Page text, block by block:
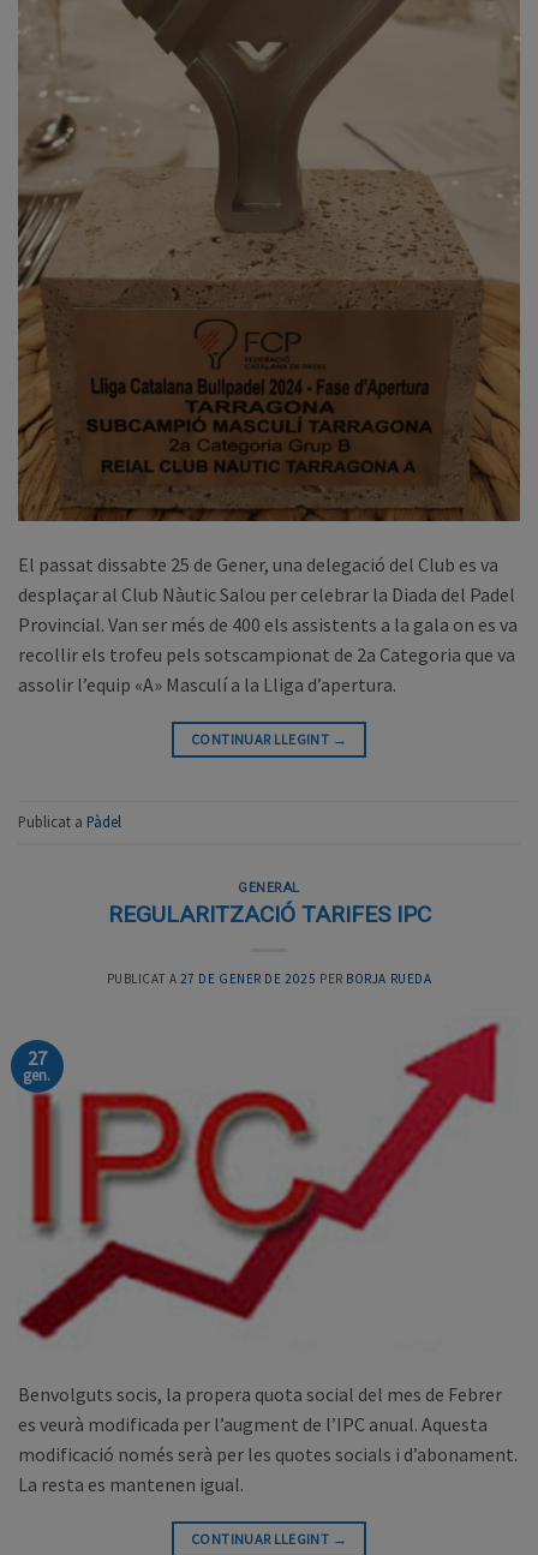
El passat dissabte 25 de Gener, una delegació del Club es va
desplaçar al Club Nàutic Salou per celebrar la Diada del Padel
Provincial. Van ser més de 400 els assistents a la gala on es va
recollir els trofeu pels sotscampionat de 2a Categoria que va
assolir l’equip «A» Masculí a la Lliga d’apertura.
CONTINUAR LLEGINT →
Publicat a Pàdel
GENERAL
REGULARITZACIÓ TARIFES IPC
PUBLICAT A 27 DE GENER DE 2025 PER BORJA RUEDA
27
gen.
Benvolguts socis, la propera quota social del mes de Febrer
es veurà modificada per l’augment de l’IPC anual. Aquesta
modificació només serà per les quotes socials i d’abonament.
La resta es mantenen igual.
CONTINUAR LLEGINT →